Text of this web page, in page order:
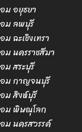
ม อยุธยา
ม ลพบุรี
ฉะเชิงเทรา
นครราชสีมา
สระบุรี
ม กาญจนบุรี
ม สิงห์บุรี
ม พิษณุโลก
ม นครสวรรค์